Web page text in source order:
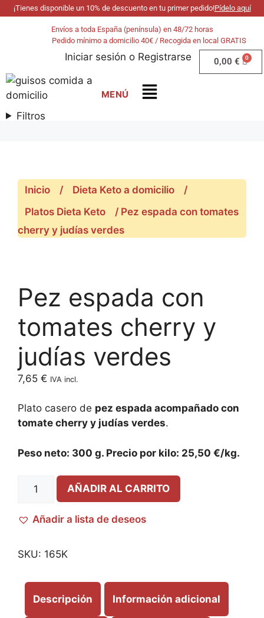
¡Tienes disponible un 10% de descuento en tu primer pedido!Pídelo aquí
Envíos a toda España (península) en 48/72 horas
Pedido mínimo a domicilio 40€ / Recogida en local GRATIS
Iniciar sesión o Registrarse 0,00 €
Filtros
Inicio / Dieta Keto a domicilio
/
Platos Dieta Keto
/ Pez espada con tomates
cherry y judías verdes
Pez espada con
tomates cherry y
judías verdes
7,65 € IVA incl.
Plato casero de pez espada acompañado con
tomate cherry y judías verdes.
Peso neto: 300 g. Precio por kilo: 25,50 €/kg.
AÑADIR AL CARRITO
Añadir a lista de deseos
SKU: 165K
Descripción Información adicional